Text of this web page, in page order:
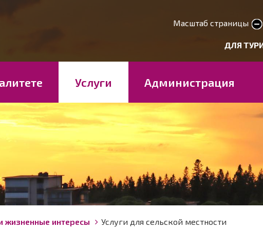
Масштаб страницы
smaller text
larger
ДЛЯ
Услуги Администрация
жизненные интересы Услуги для сельской местности